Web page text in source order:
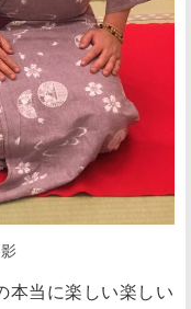
本当に楽しい楽しい